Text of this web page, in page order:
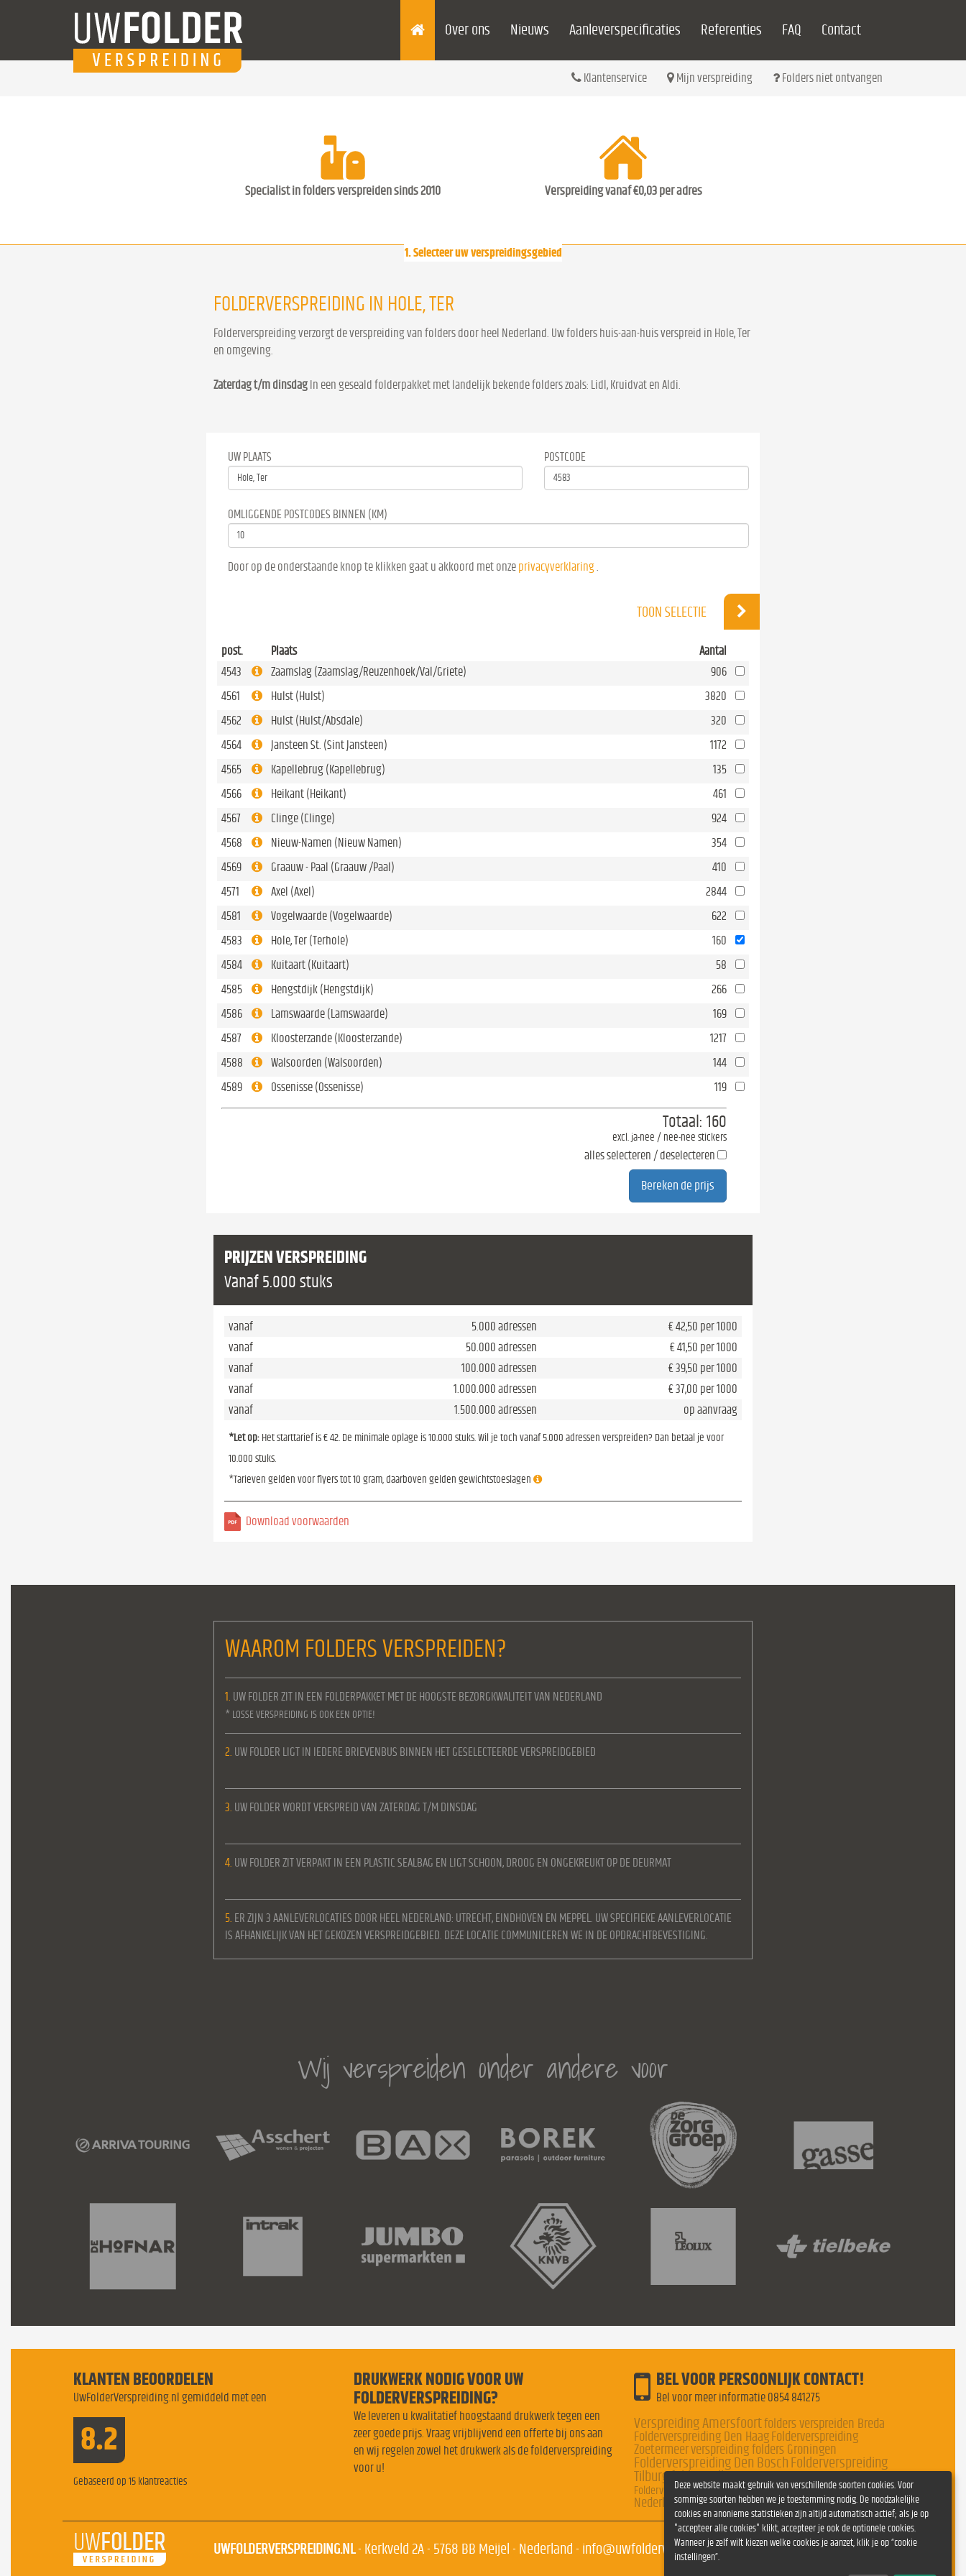
Over ons Nieuws Aanleverspecificaties Referenties FAQ Contact
Klantenservice Mijn verspreiding Folders niet ontvangen
Specialist in folders verspreiden sinds 2010 Verspreiding vanaf €0,03 per adres
1. Selecteer uw verspreidingsgebied
FOLDERVERSPREIDING IN HOLE, TER
Folderverspreiding verzorgt de verspreiding van folders door heel Nederland. Uw folders huis-aan-huis verspreid in Hole, Ter
en omgeving.
Zaterdag t/m dinsdag In een geseald folderpakket met landelijk bekende folders zoals: Lidl, Kruidvat en Aldi.
UW PLAATS POSTCODE
OMLIGGENDE POSTCODES BINNEN (KM)
Door op de onderstaande knop te klikken gaat u akkoord met onze privacyverklaring
TOON SELECTIE
post. Plaats
Aantal
4543
Zaamslag (Zaamslag/Reuzenhoek/Val/Griete)
906
4561
Hulst (Hulst)
3820
4562
Hulst (Hulst/Absdale)
320
4564
Jansteen St. (Sint Jansteen)
1172
4565
Kapellebrug (Kapellebrug)
135
4566
Heikant (Heikant)
461
4567
Clinge (Clinge)
924
4568
Nieuw-Namen (Nieuw Namen)
354
4569
Graauw - Paal (Graauw /Paal)
410
4571
Axel (Axel)
2844
4581
Vogelwaarde (Vogelwaarde)
622
4583
Hole, Ter (Terhole)
160
4584
Kuitaart (Kuitaart)
58
4585
Hengstdijk (Hengstdijk)
266
4586
Lamswaarde (Lamswaarde)
169
4587
Kloosterzande (Kloosterzande)
1217
4588
Walsoorden (Walsoorden)
144
4589
Ossenisse (Ossenisse) 119
Totaal: 160
excl. ja-nee / nee-nee stickers
alles selecteren / deselecteren
PRIJZEN VERSPREIDING
Vanaf 5.000 stuks
vanaf 5.000 adressen
€ 42,50 per 1000
vanaf
50.000 adressen
€ 41,50 per 1000
vanaf
100.000 adressen
€ 39,50 per 1000
vanaf
1.000.000 adressen
€ 37,00 per 1000
vanaf
1.500.000 adressen op aanvraag
*Let op: Het starttarief is € 42. De minimale oplage is 10.000 stuks. Wil je toch vanaf 5.000 adressen verspreiden? Dan betaal je voor
10.000 stuks.
*Tarieven gelden voor flyers tot 10 gram, daarboven gelden gewichtstoeslagen
Download voorwaarden
WAAROM FOLDERS VERSPREIDEN?
1. UW FOLDER ZIT IN EEN FOLDERPAKKET MET DE HOOGSTE BEZORGKWALITEIT VAN NEDERLAND
* LOSSE VERSPREIDING IS OOK EEN OPTIE!
2. UW FOLDER LIGT IN IEDERE BRIEVENBUS BINNEN HET GESELECTEERDE VERSPREIDGEBIED
3. UW FOLDER WORDT VERSPREID VAN ZATERDAG T/M DINSDAG
4. UW FOLDER ZIT VERPAKT IN EEN PLASTIC SEALBAG EN LIGT SCHOON, DROOG EN ONGEKREUKT OP DE DEURMAT
5. ER ZIJN 3 AANLEVERLOCATIES DOOR HEEL NEDERLAND: UTRECHT, EINDHOVEN EN MEPPEL. UW SPECIFIEKE AANLEVERLOCATIE
IS AFHANKELIJK VAN HET GEKOZEN VERSPREIDGEBIED. DEZE LOCATIE COMMUNICEREN WE IN DE OPDRACHTBEVESTIGING.
Wij verspreiden onder andere voor
KLANTEN BEOORDELEN
UwFolderVerspreiding.nl gemiddeld met een
8.2
Gebaseerd op 15 klantreacties
DRUKWERK NODIG VOOR UW
FOLDERVERSPREIDING?
We leveren u kwalitatief hoogstaand drukwerk tegen een
zeer goede prijs. Vraag vrijblijvend een offerte bij ons aan
en wij regelen zowel het drukwerk als de folderverspreiding
voor u!
BEL VOOR PERSOONLIJK CONTACT!
Bel voor meer informatie 0854 841275
Verspreiding Amersfoortfolders verspreiden Breda
Folderverspreiding Den Haag Folderverspreiding
Zoetermeerverspreiding folders Groningen
Folderverspreiding Den Bosch Folderverspreiding
Tilburg
Folderverspreiding MaastrichtFolderverspreiding
Nederland
UWFOLDERVERSPREIDING.NL- Kerkveld 2A- 5768 BB Meijel - Nederland - info@uwfolderverspreiding.nl-Privacyverklaring-Cookie
Deze website maakt gebruik van verschillende soorten cookies. Voor
sommige soorten hebben we je toestemming nodig. De noodzakelijke
cookies en anonieme statistieken zijn altijd automatisch actief; als je op
"accepteer alle cookies" klikt, accepteer je ook de optionele cookies.
Wanneer je zelf wilt kiezen welke cookies je aanzet, klik je op “cookie
instellingen”.